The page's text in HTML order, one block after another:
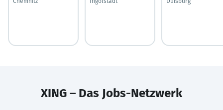
XING – Das Jobs-Netzwerk